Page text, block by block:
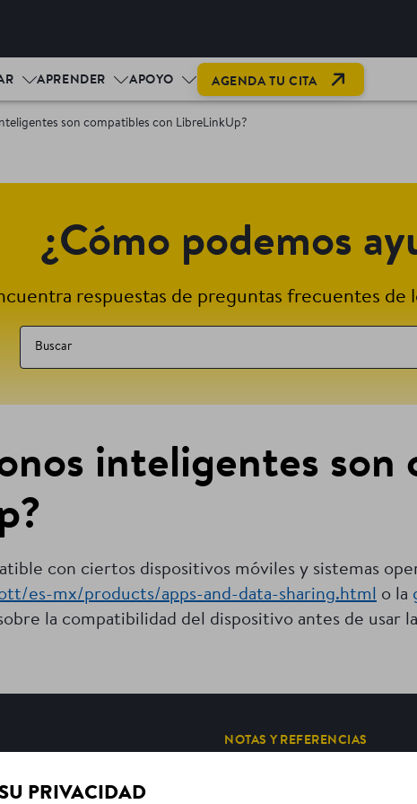
APRENDER APOYO AGENDA TU CITA
son compatibles con LibreLinkUp?
¿Cómo podemos
respuestas de preguntas frecuentes de
inteligentes son
con ciertos dispositivos móviles y sistemas
es-mx/products/apps-and-data-sharing.html o la
la compatibilidad del dispositivo antes de usar
NOTAS Y REFERENCIAS
PRIVACIDAD